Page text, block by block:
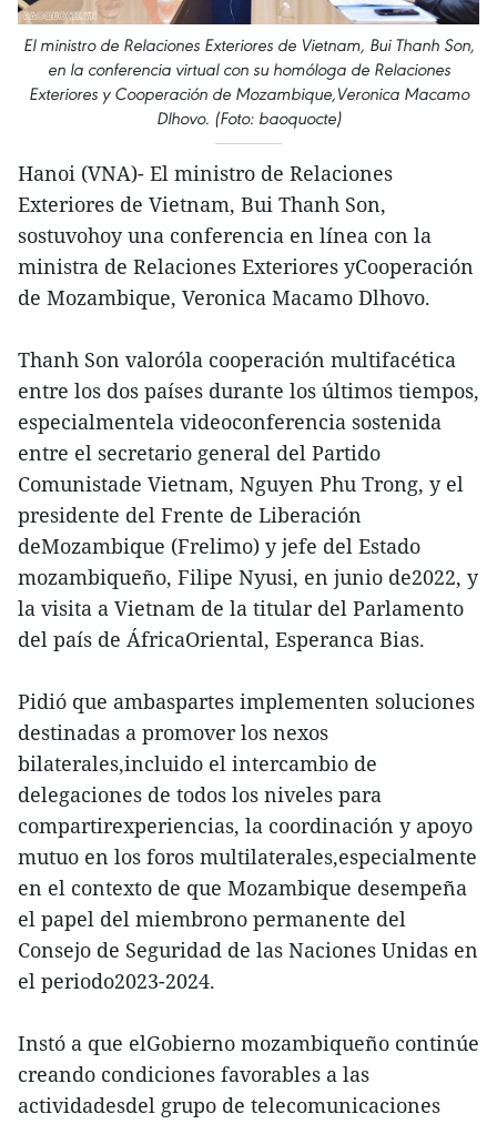
El ministro de Relaciones Exteriores de Vietnam, Bui Thanh Son,
en la conferencia virtual con su homóloga de Relaciones
Exteriores y Cooperación de Mozambique,Veronica Macamo
Dlhovo. (Foto: baoquocte)
Hanoi (VNA)- El ministro de Relaciones
Exteriores de Vietnam, Bui Thanh Son,
sostuvohoy una conferencia en línea con la
ministra de Relaciones Exteriores yCooperación
de Mozambique, Veronica Macamo Dlhovo.
Thanh Son valoróla cooperación multifacética
entre los dos países durante los últimos tiempos,
especialmentela videoconferencia sostenida
entre el secretario general del Partido
Comunistade Vietnam, Nguyen Phu Trong, y el
presidente del Frente de Liberación
deMozambique (Frelimo) y jefe del Estado
mozambiqueño, Filipe Nyusi, en junio de2022, y
la visita a Vietnam de la titular del Parlamento
del país de ÁfricaOriental, Esperanca Bias.
Pidió que ambaspartes implementen soluciones
destinadas a promover los nexos
bilaterales,incluido el intercambio de
delegaciones de todos los niveles para
compartirexperiencias, la coordinación y apoyo
mutuo en los foros multilaterales,especialmente
en el contexto de que Mozambique desempeña
el papel del miembrono permanente del
Consejo de Seguridad de las Naciones Unidas en
el periodo2023-2024.
Instó a que elGobierno mozambiqueño continúe
creando condiciones favorables a las
actividadesdel grupo de telecomunicaciones